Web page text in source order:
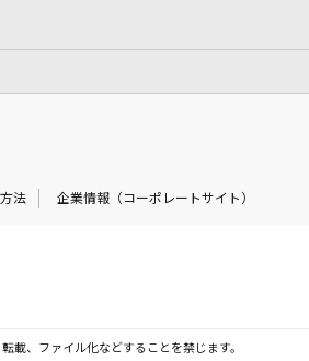
法 企業情報（コーポレートサイト）
載、ファイル化などすることを禁じます。